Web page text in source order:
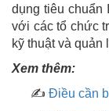
dụng tiêu chuẩn
với các tổ chức
kỹ thuật và
Xem thêm:
✍ Điều cần